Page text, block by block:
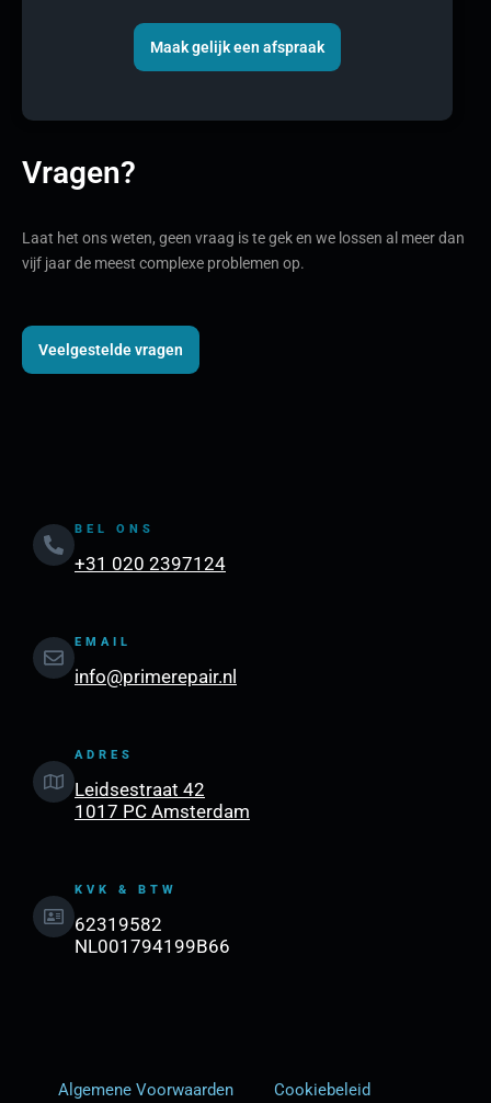
Maak gelijk een afspraak
Vragen?
Laat het ons weten, geen vraag is te gek en we lossen al meer dan
vijf jaar de meest complexe problemen op.
Veelgestelde vragen
BEL ONS
+31 020 2397124
EMAIL
info@primerepair.nl
ADRES
Leidsestraat 42
1017 PC Amsterdam
KVK & BTW
62319582
NL001794199B66
Algemene Voorwaarden Cookiebeleid